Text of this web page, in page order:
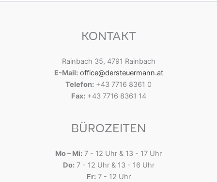
KONTAKT
Rainbach 35, 4791 Rainbach
E-Mail: office@dersteuermann.at
Telefon: +43 7716 8361 0
Fax:+43 7716 8361 14
BÜROZEITEN
Mo – Mi: 7 - 12 Uhr & 13 - 17 Uhr
Do:7 - 12 Uhr & 13 - 16 Uhr
Fr:7 - 12 Uhr